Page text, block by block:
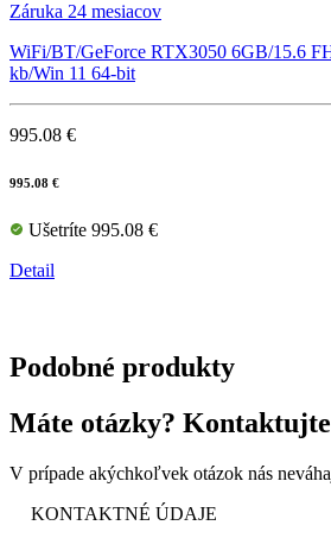
Záruka 24 mesiacov
WiFi/BT/GeForce RTX3050 6GB/15.6
kb/Win 11 64-bit
995.08 €
995.08 €
Ušetríte 995.08 €
Detail
Podobné produkty
Máte otázky?
V prípade akýchkoľvek otázok nás
KONTAKTNÉ ÚDAJE